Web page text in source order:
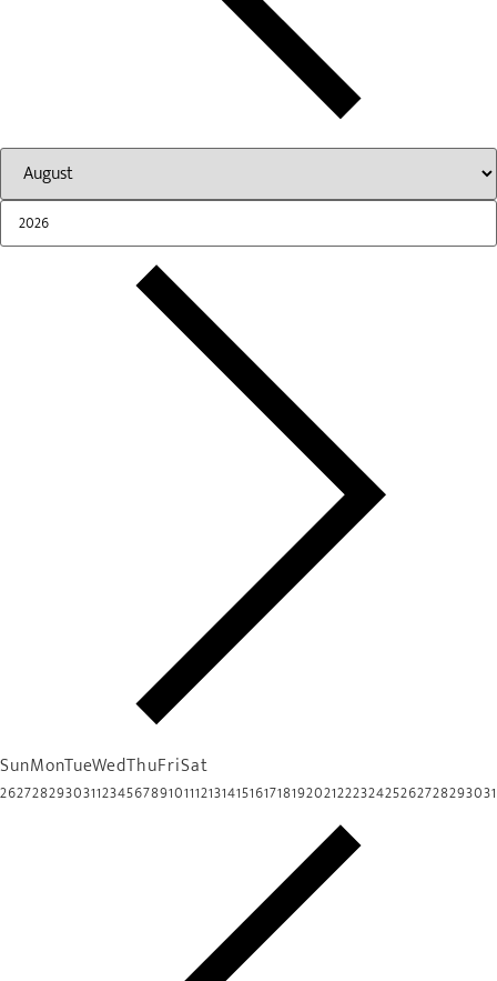
SunMonTueWedThuFriSat
26272829303112345678910111213141516171819202122232425262728293031